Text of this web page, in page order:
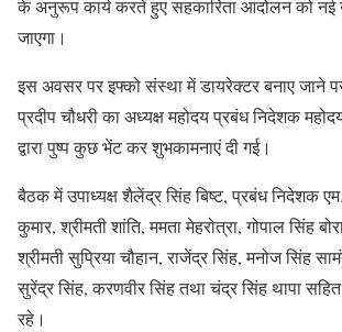
के अनुरूप कार्य करते हुए सहकारिता आंदोलन को नई
जाएगा।
इस अवसर पर इफ्को संस्था में डायरेक्टर बनाए जाने
प्रदीप चौधरी का अध्यक्ष महोदय प्रबंध निदेशक
द्वारा पुष्प कुछ भेंट कर शुभकामनाएं दी गई।
बैठक में उपाध्यक्ष शैलेंद्र सिंह बिष्ट, प्रबंध निदेशक
कुमार, श्रीमती शांति, ममता मेहरोत्रा, गोपाल सिंह
श्रीमती सुप्रिया चौहान, राजेंद्र सिंह, मनोज सिंह
सुरेंद्र सिंह, करणवीर सिंह तथा चंद्र सिंह थापा
रहे।